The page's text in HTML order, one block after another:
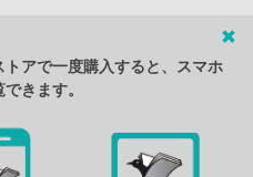
アで一度購入すると、スマホ
きます。